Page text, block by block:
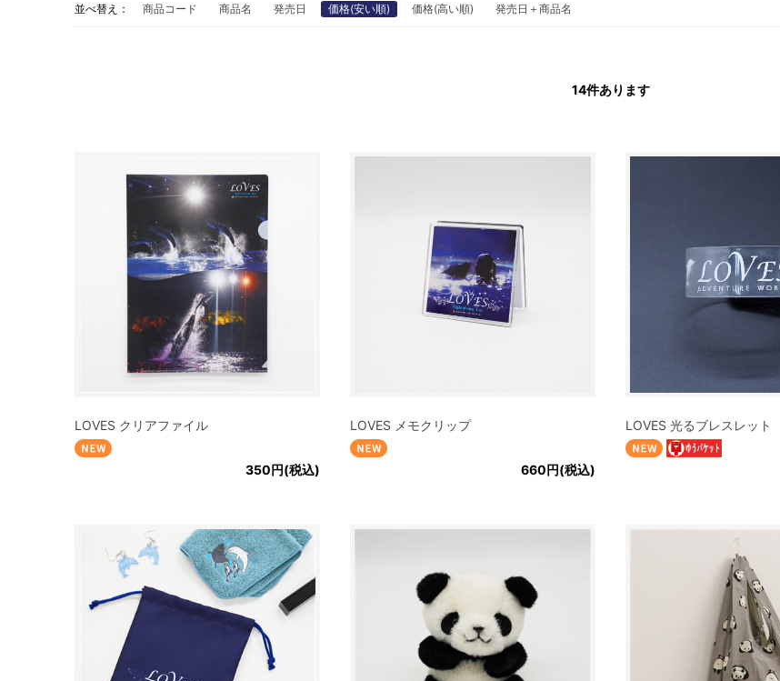
並べ替え： 商品コード 商品名 発売日 価格(安い順) 価格(高い順) 発売日＋商品名
14件あります
LOVES クリアファイル
350円(税込)
LOVES メモクリップ
660円(税込)
LOVES 光るブレスレット